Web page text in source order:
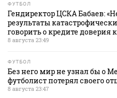
ФУТБОЛ
Гендиректор ЦСКА Бабаев:
результаты
говорить о кредите доверия
8 августа 23:49
ФУТБОЛ
Без него мир не узнал бы о
футболист потерял своего
8 августа 23:47